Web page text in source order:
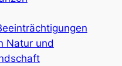
Natur und